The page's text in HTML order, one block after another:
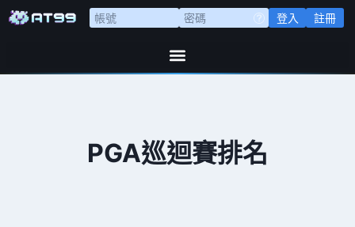
登入 註冊
PGA巡迴賽排名